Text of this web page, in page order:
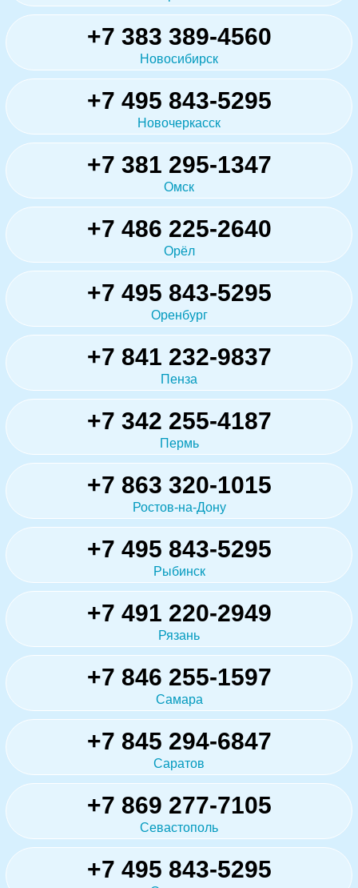
+7 383 389-4560
Новосибирск
+7 495 843-5295
Новочеркасск
+7 381 295-1347
Омск
+7 486 225-2640
Орёл
+7 495 843-5295
Оренбург
+7 841 232-9837
Пенза
+7 342 255-4187
Пермь
+7 863 320-1015
Ростов-на-Дону
+7 495 843-5295
Рыбинск
+7 491 220-2949
Рязань
+7 846 255-1597
Самара
+7 845 294-6847
Саратов
+7 869 277-7105
Севастополь
+7 495 843-5295